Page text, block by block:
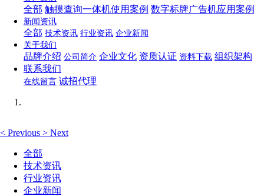
全部 触摸查询一体机使用案例 数字标牌广告机应用案例
新闻资讯
全部 技术资讯 行业资讯 企业新闻
关于我们
品牌介绍 公司简介 企业文化 资质认证 资料下载 组织架构
联系我们
在线留言 诚招代理
< Previous > Next
全部
技术资讯
行业资讯
企业新闻